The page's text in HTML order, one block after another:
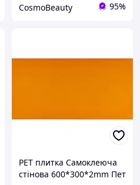
CosmoBeauty 95%
PET плитка Самоклеюча
стінова 600*300*2mm Пет